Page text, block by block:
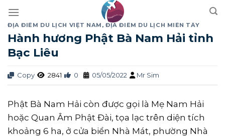
content
ĐỊA ĐIỂM DU LỊCH VIỆT NAM ,ĐỊA ĐIỂM DU LỊCH MIỀN TÂY
Hành hương Phật Bà Nam Hải tỉnh
Bạc Liêu
Copy 2841 0 05/05/2022 Mr Sim
Phật Bà Nam Hải còn được gọi là Mẹ Nam Hải
hoặc Quan Âm Phật Đài, tọa lạc trên diện tích
khoảng 6 ha, ở cửa biển Nhà Mát, phường Nhà